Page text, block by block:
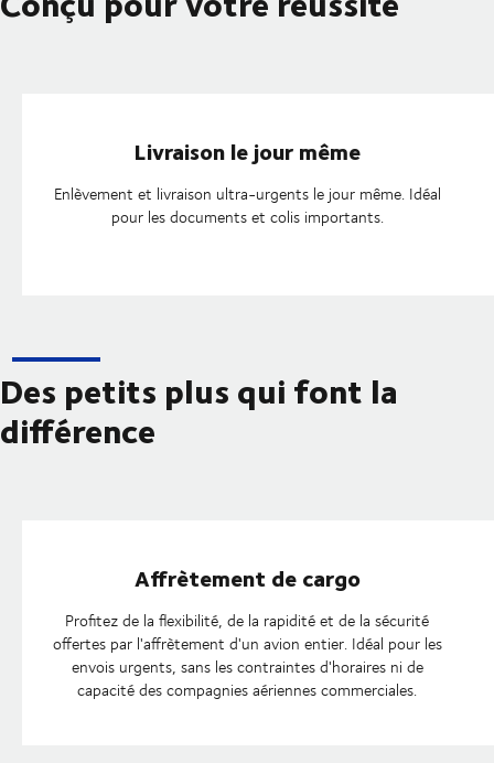
Livraison le jour même
Enlèvement et livraison ultra-urgents le jour même. Idéal
pour les documents et colis importants.
Des petits plus qui font la
différence
Affrètement de cargo
Profitez de la flexibilité, de la rapidité et de la sécurité
offertes par l'affrètement d'un avion entier. Idéal pour les
envois urgents, sans les contraintes d'horaires ni de
capacité des compagnies aériennes commerciales.